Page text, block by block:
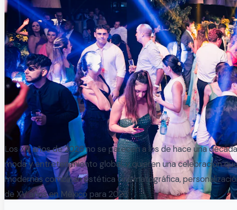
Los XV años de 2026 no se parecen a los de hace una
moda y entretenimiento global, y quieren una celebración
modernas combinan estética cinematográfica,
de XV años en México para 2026.